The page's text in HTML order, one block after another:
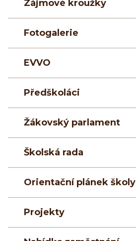
Zájmové kroužky
Fotogalerie
EVVO
Předškoláci
Žákovský parlament
Školská rada
Orientační plánek školy
Projekty